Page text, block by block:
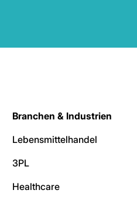
Branchen & Industrien
Lebensmittelhandel
3PL
Healthcare